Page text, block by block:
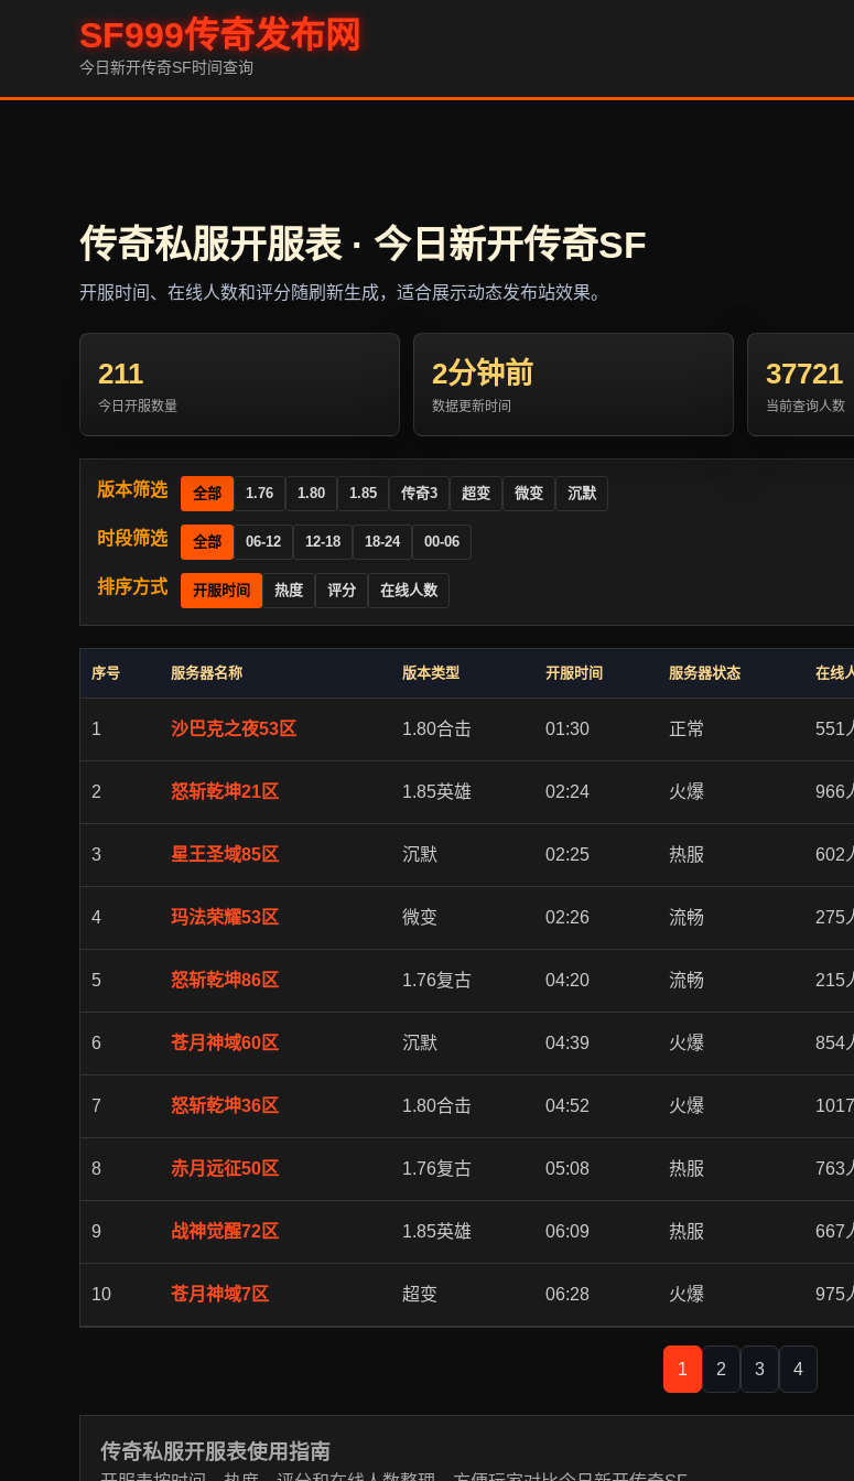
SF999传奇发布网
今日新开传奇SF时间查询
传奇私服开服表 · 今日新开传奇SF
开服时间、在线人数和评分随刷新生成，适合展示动态发布站效果。
211
今日开服数量
2分钟前
数据更新时间
37721
当前查询人数
版本筛选 全部 1.76 1.80 1.85 传奇3 超变 微变 沉默
时段筛选 全部 06-12 12-18 18-24 00-06
排序方式 开服时间 热度 评分 在线人数
序号 服务器名称 版本类型 开服时间 服务器状态 在线
1 沙巴克之夜53区 1.80合击 01:30 正常 551
2 怒斩乾坤21区 1.85英雄 02:24 火爆 966
3 星王圣域85区 沉默 02:25 热服 602
4 玛法荣耀53区 微变 02:26 流畅 275
5 怒斩乾坤86区 1.76复古 04:20 流畅 215
6 苍月神域60区 沉默 04:39 火爆 854
7 怒斩乾坤36区 1.80合击 04:52 火爆
8 赤月远征50区 1.76复古 05:08 热服 763
9 战神觉醒72区 1.85英雄 06:09 热服 667
10 苍月神域7区 超变 06:28 火爆 975
1 2 3 4
传奇私服开服表使用指南